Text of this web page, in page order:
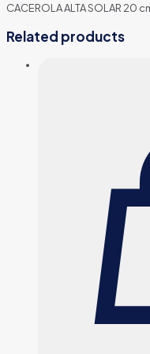
CACEROLA ALTA SOLAR
Related products